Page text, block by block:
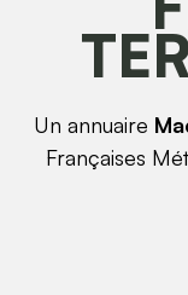
Un annuaire
Françaises